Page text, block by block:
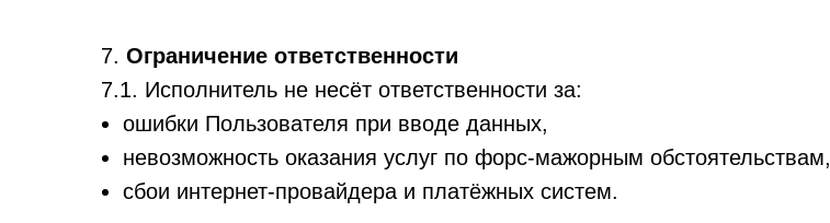
7. Ограничение ответственности
7.1. Исполнитель не несёт ответственности за:
ошибки Пользователя при вводе данных,
невозможность оказания услуг по форс-мажорным обстоятельствам,
сбои интернет-провайдера и платёжных систем.